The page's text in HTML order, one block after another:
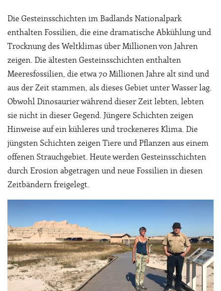
Die Gesteinsschichten im Badlands Nationalpark
enthalten Fossilien, die eine dramatische Abkühlung und
Trocknung des Weltklimas über Millionen von Jahren
zeigen. Die ältesten Gesteinsschichten enthalten
Meeresfossilien, die etwa 70 Millionen Jahre alt sind und
aus der Zeit stammen, als dieses Gebiet unter Wasser lag.
Obwohl Dinosaurier während dieser Zeit lebten, lebten
sie nicht in dieser Gegend. Jüngere Schichten zeigen
Hinweise auf ein kühleres und trockeneres Klima. Die
jüngsten Schichten zeigen Tiere und Pflanzen aus einem
offenen Strauchgebiet. Heute werden Gesteinsschichten
durch Erosion abgetragen und neue Fossilien in diesen
Zeitbändern freigelegt.